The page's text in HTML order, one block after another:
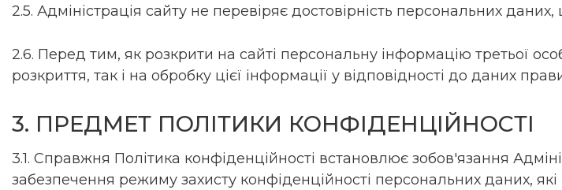
2.5. Адміністрація сайту не перевіряє достовірність персональних
2.6. Перед тим, як розкрити на сайті персональну інформацію третьої
розкриття, так і на обробку цієї інформації у відповідності до даних
3. ПРЕДМЕТ ПОЛІТИКИ КОНФІДЕНЦІЙНОСТІ
3.1. Справжня Політика конфіденційності встановлює зобов'язання
забезпечення режиму захисту конфіденційності персональних даних,